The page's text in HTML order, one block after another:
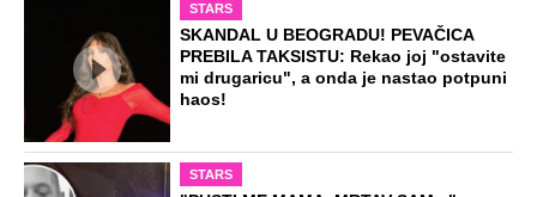
STARS
SKANDAL U BEOGRADU! PEVAČICA
PREBILA TAKSISTU: Rekao joj "ostavite
mi drugaricu", a onda je nastao potpuni
haos!
STARS